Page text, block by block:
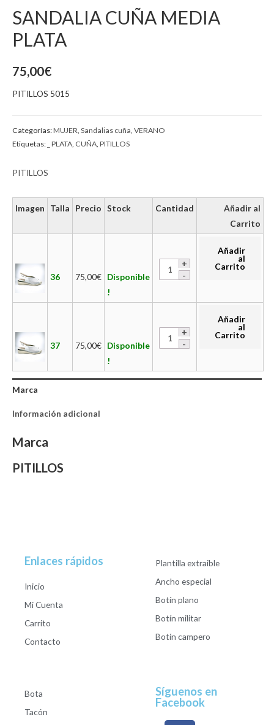
SANDALIA CUÑA MEDIA
PLATA
75,00€
PITILLOS 5015
Categorías:MUJER Sandalias cuña VERANO
Etiquetas: _ PLATA CUÑA PITILLOS
PITILLOS
Imagen Talla Precio Stock Cantidad
Añadir al
Carrito
36 75,00€ Disponible
!
Añadir
al
Carrito
37 75,00€ Disponible
!
Añadir
al
Carrito
Marca
Información adicional
Marca
PITILLOS
Enlaces rápidos
Inicio
Mi Cuenta
Carrito
Contacto
Plantilla extraible
Ancho especial
Botín plano
Botín militar
Botín campero
Bota
Tacón
Síguenos en
Facebook